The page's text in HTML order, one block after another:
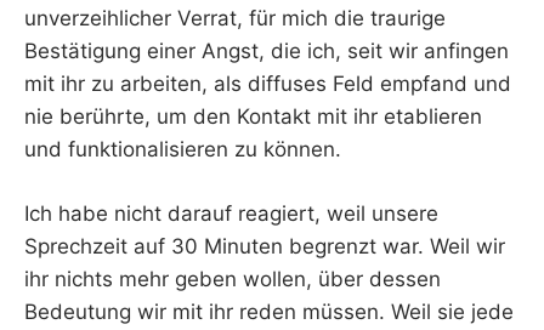
unverzeihlicher Verrat, für mich die traurige
Bestätigung einer Angst, die ich, seit wir anfingen
mit ihr zu arbeiten, als diffuses Feld empfand und
nie berührte, um den Kontakt mit ihr etablieren
und funktionalisieren zu können.
Ich habe nicht darauf reagiert, weil unsere
Sprechzeit auf 30 Minuten begrenzt war. Weil wir
ihr nichts mehr geben wollen, über dessen
Bedeutung wir mit ihr reden müssen. Weil sie jede